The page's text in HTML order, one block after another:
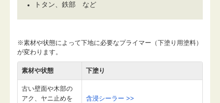
トタン、鉄部 など
※素材や状態によって下地に必要なプライマー（下塗り用塗料）
が変わります。
素材や状態 下塗り
古い壁面や木部の
アク、ヤニ止めを
含浸シーラー >>